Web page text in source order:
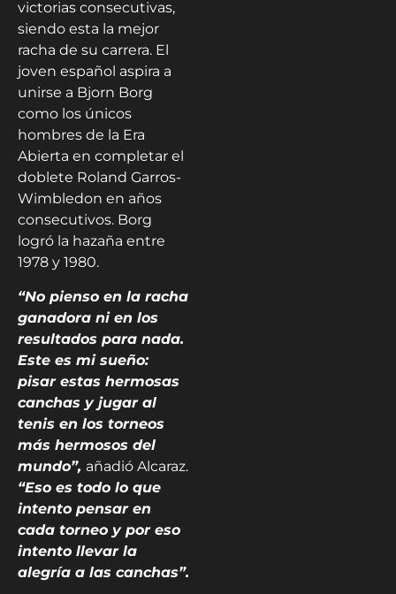
victorias consecutivas,
siendo esta la mejor
racha de su carrera. El
joven español aspira a
unirse a Bjorn Borg
como los únicos
hombres de la Era
Abierta en completar el
doblete Roland Garros-
Wimbledon en años
consecutivos. Borg
logró la hazaña entre
1978 y 1980.
“No pienso en la racha
ganadora ni en los
resultados para nada.
Este es mi sueño:
pisar estas hermosas
canchas y jugar al
tenis en los torneos
más hermosos del
mundo”, añadió Alcaraz.
“Eso es todo lo que
intento pensar en
cada torneo y por eso
intento llevar la
alegría a las canchas”.